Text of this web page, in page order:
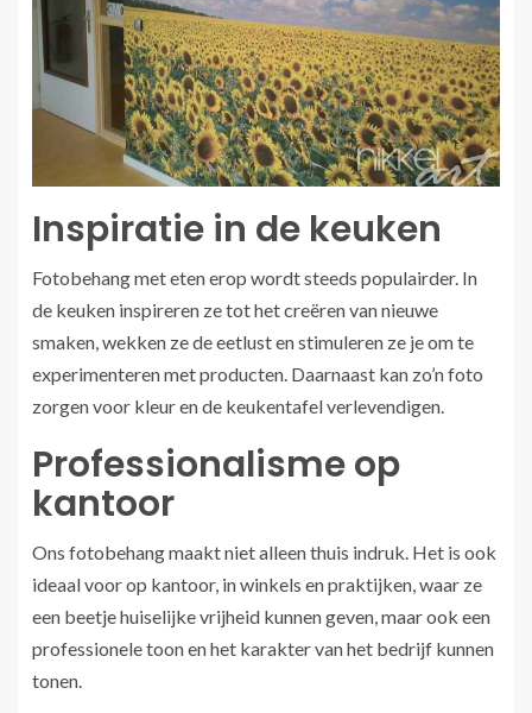
Inspiratie in de keuken
Fotobehang met eten erop wordt steeds populairder. In
de keuken inspireren ze tot het creëren van nieuwe
smaken, wekken ze de eetlust en stimuleren ze je om te
experimenteren met producten. Daarnaast kan zo’n foto
zorgen voor kleur en de keukentafel verlevendigen.
Professionalisme op
kantoor
Ons fotobehang maakt niet alleen thuis indruk. Het is ook
ideaal voor op kantoor, in winkels en praktijken, waar ze
een beetje huiselijke vrijheid kunnen geven, maar ook een
professionele toon en het karakter van het bedrijf kunnen
tonen.